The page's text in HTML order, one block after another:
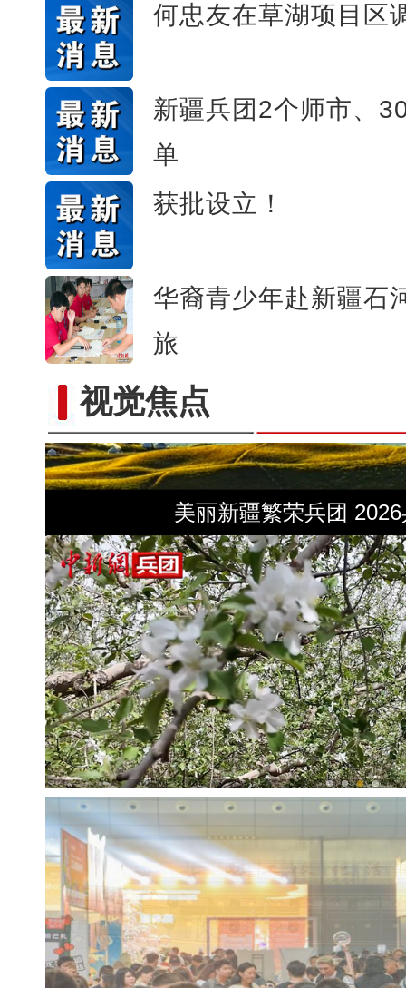
何忠友在草湖项目区
新疆兵团2个师市、
单
获批设立！
华裔青少年赴新疆石
旅
视觉焦点美丽新疆繁荣兵团
以“阅读+文旅+非遗+农技”